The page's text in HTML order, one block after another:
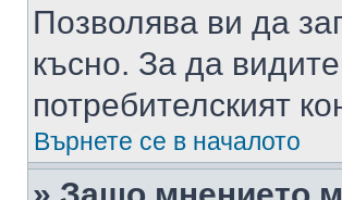
Позволява ви да
късно. За да
потребителският
Върнете се в началото